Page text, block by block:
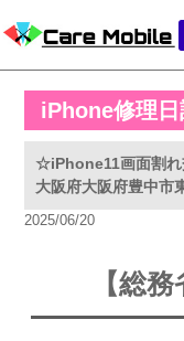
iPhone修理日
☆iPhone11画面割れ
大阪府大阪府豊中市
2025/06/20
【総